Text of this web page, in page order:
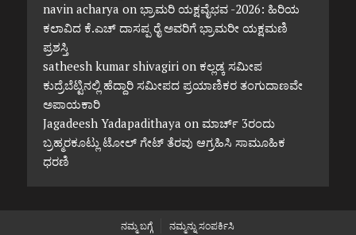
navin acharya on ಭ್ರಾಮರಿ ಯಕ್ಷವೈಭವ -2026: ಹಿರಿಯ
ಕಲಾವಿದ ಕೆ.ಎಚ್ ದಾಸಪ್ಪ ರೈ ಅವರಿಗೆ ಭ್ರಾಮರೀ ಯಕ್ಷಮಣಿ
ಪ್ರಶಸ್ತಿ
satheesh kumar shivagirion ಕಲ್ಲಡ್ಕ ಸಮೀಪ
ಕುದ್ರೆಬೆಟ್ಟಿನಲ್ಲಿ ಹೆದ್ದಾರಿ ಸಮೀಪದ ಪ್ರಯಾಣಿಕರ ತಂಗುದಾಣವೇ
ಅಪಾಯಕಾರಿ
Jagadeesh Yadapadithaya on ಮಾರ್ಚ್ 3ರಂದು
ಬ್ರಹ್ಮರಕೂಟ್ಲು ಟೋಲ್ ಗೇಟ್ ತೆರವು ಆಗ್ರಹಿಸಿ ಸಾಮೂಹಿಕ
ಧರಣಿ
ನಮ್ಮ ಬಗ್ಗೆ ನಮ್ಮನ್ನು ಸಂಪರ್ಕಿಸಿ